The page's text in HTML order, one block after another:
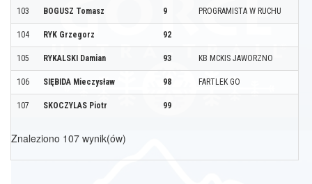
103 BOGUSZ Tomasz 9 PROGRAMISTA W RUCHU
104 RYK Grzegorz 92
105 RYKALSKI Damian 93 KB MCKIS JAWORZNO
106 SIĘBIDA Mieczysław 98 FARTLEK GO
107 SKOCZYLAS Piotr 99
Znaleziono 107 wynik(ów)